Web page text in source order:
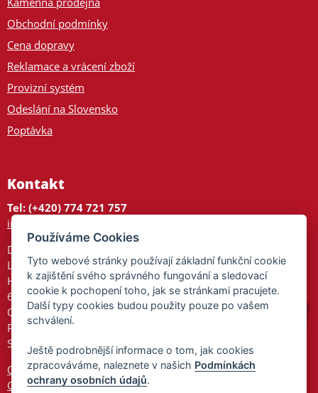
Obchodní podmínky
Cena dopravy
Reklamace a vrácení zboží
Provizní systém
Odeslání na Slovensko
Poptávka
Kontakt
Tel: (+420) 774 721 757
info@tajnedarky.cz
Dárkové centrum
Legionářů 2
Hodonín
695 01
Otevřeno:
Po-Pá 9-17
So 9-11:30
Ochrana osobních údajů
Cookies
Používáme Cookies
Tyto webové stránky používají základní funkční cookie
k zajištění svého správného fungování a sledovací
cookie k pochopení toho, jak se stránkami pracujete.
Další typy cookies budou použity pouze po vašem
schválení.
Ještě podrobnější informace o tom, jak cookies
zpracováváme, naleznete v našich Podmínkách
ochrany osobních údajů.